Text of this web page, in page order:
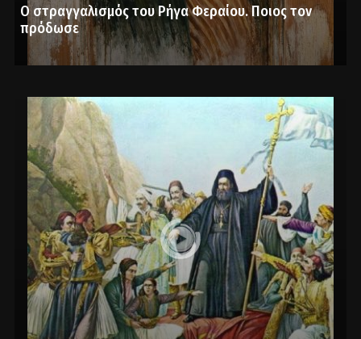
Ο στραγγαλισμός του Ρήγα Φεραίου. Ποιος τον
πρόδωσε